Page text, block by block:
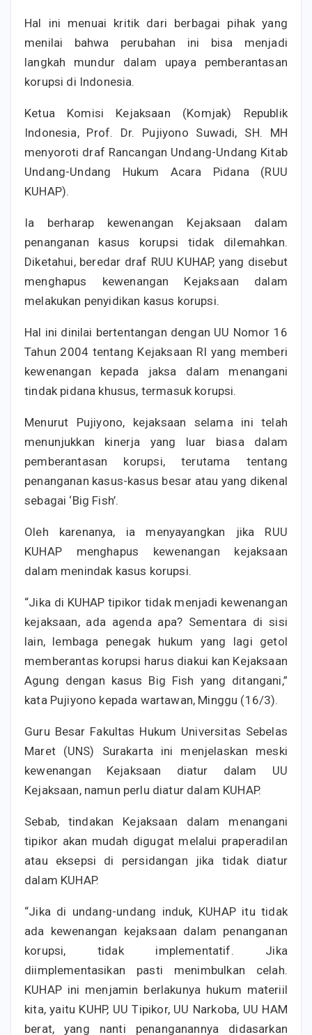
Hal ini menuai kritik dari berbagai pihak yang
menilai bahwa perubahan ini bisa menjadi
langkah mundur dalam upaya pemberantasan
korupsi di Indonesia.
Ketua Komisi Kejaksaan (Komjak) Republik
Indonesia, Prof. Dr. Pujiyono Suwadi, SH. MH
menyoroti draf Rancangan Undang-Undang Kitab
Undang-Undang Hukum Acara Pidana (RUU
KUHAP).
Ia berharap kewenangan Kejaksaan dalam
penanganan kasus korupsi tidak dilemahkan.
Diketahui, beredar draf RUU KUHAP, yang disebut
menghapus kewenangan Kejaksaan dalam
melakukan penyidikan kasus korupsi.
Hal ini dinilai bertentangan dengan UU Nomor 16
Tahun 2004 tentang Kejaksaan RI yang memberi
kewenangan kepada jaksa dalam menangani
tindak pidana khusus, termasuk korupsi.
Menurut Pujiyono, kejaksaan selama ini telah
menunjukkan kinerja yang luar biasa dalam
pemberantasan korupsi, terutama tentang
penanganan kasus-kasus besar atau yang dikenal
sebagai ‘Big Fish’.
Oleh karenanya, ia menyayangkan jika RUU
KUHAP menghapus kewenangan kejaksaan
dalam menindak kasus korupsi.
“Jika di KUHAP tipikor tidak menjadi kewenangan
kejaksaan, ada agenda apa? Sementara di sisi
lain, lembaga penegak hukum yang lagi getol
memberantas korupsi harus diakui kan Kejaksaan
Agung dengan kasus Big Fish yang ditangani,”
kata Pujiyono kepada wartawan, Minggu (16/3).
Guru Besar Fakultas Hukum Universitas Sebelas
Maret (UNS) Surakarta ini menjelaskan meski
kewenangan Kejaksaan diatur dalam UU
Kejaksaan, namun perlu diatur dalam KUHAP.
Sebab, tindakan Kejaksaan dalam menangani
tipikor akan mudah digugat melalui praperadilan
atau eksepsi di persidangan jika tidak diatur
dalam KUHAP.
“Jika di undang-undang induk, KUHAP itu tidak
ada kewenangan kejaksaan dalam penanganan
korupsi, tidak implementatif. Jika
diimplementasikan pasti menimbulkan celah.
KUHAP ini menjamin berlakunya hukum materiil
kita, yaitu KUHP, UU Tipikor, UU Narkoba, UU HAM
berat, yang nanti penanganannya didasarkan